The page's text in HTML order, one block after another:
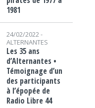
1981
24/02/2022 -
ALTERNANTES
Les 35 ans
d’Alternantes •
Témoignage d’un
des participants
à l’épopée de
Radio Libre 44